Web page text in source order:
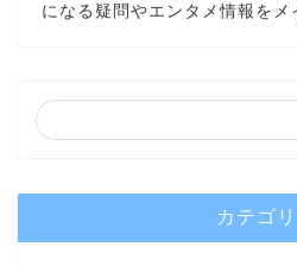
になる疑問やエンタメ情報をメ
カテゴ